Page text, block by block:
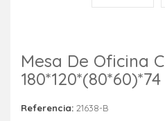
Mesa De Oficina
180*120*(80*60)*74
Referencia: 21638-B